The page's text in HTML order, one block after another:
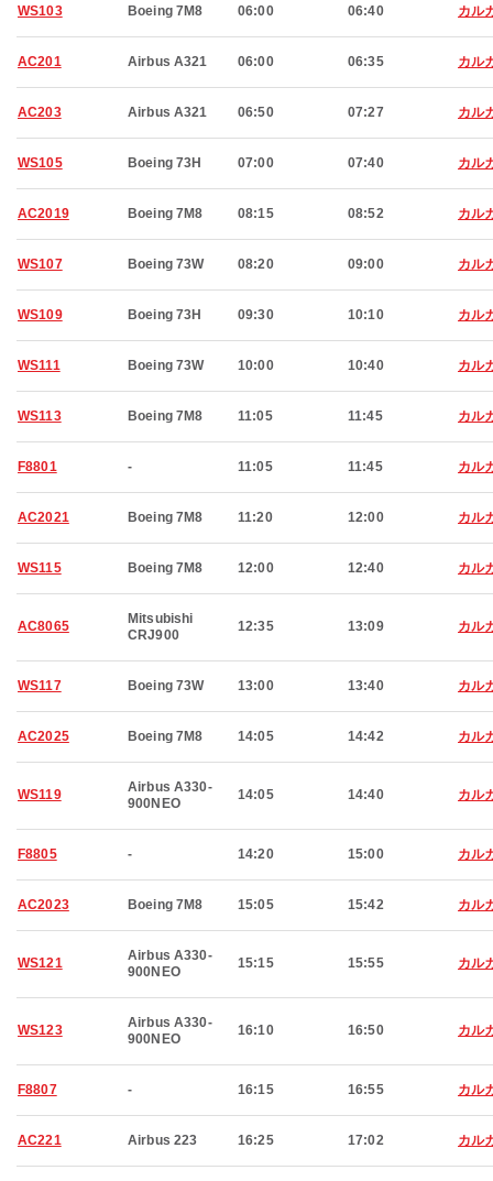
WS103 Boeing 7M8 06:00 06:40 カル
AC201 Airbus A321 06:00 06:35 カル
AC203 Airbus A321 06:50 07:27 カル
WS105 Boeing 73H 07:00 07:40 カル
AC2019 Boeing 7M8 08:15 08:52 カル
WS107 Boeing 73W 08:20 09:00 カル
WS109 Boeing 73H 09:30 10:10 カル
WS111 Boeing 73W 10:00 10:40 カル
WS113 Boeing 7M8 11:05 11:45 カル
F8801 - 11:05 11:45 カル
AC2021 Boeing 7M8 11:20 12:00 カル
WS115 Boeing 7M8 12:00 12:40 カル
AC8065
Mitsubishi
CRJ900
12:35 13:09 カル
WS117 Boeing 73W 13:00 13:40 カル
AC2025 Boeing 7M8 14:05 14:42 カル
WS119
Airbus A330-
900NEO
14:05 14:40 カル
F8805 - 14:20 15:00 カル
AC2023 Boeing 7M8 15:05 15:42 カル
WS121
Airbus A330-
900NEO
15:15 15:55 カル
WS123
Airbus A330-
900NEO
16:10 16:50 カル
F8807 - 16:15 16:55 カル
AC221 Airbus 223 16:25 17:02 カル